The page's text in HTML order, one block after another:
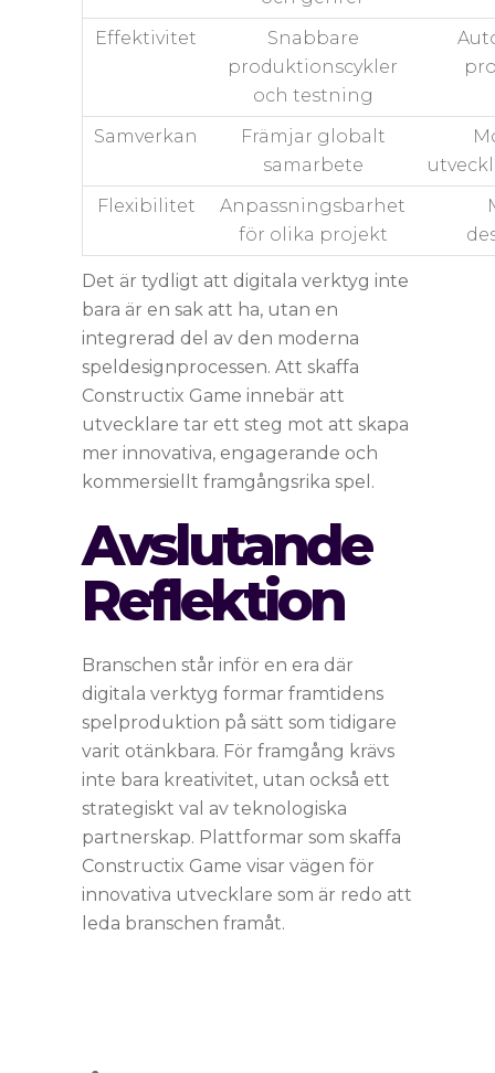
Effektivitet
Snabbare
produktionscykler
och testning
Samverkan
Främjar globalt
samarbete
Flexibilitet
Anpassningsbarhet
för olika projekt
Det är tydligt att digitala verktyg inte
bara är en sak att ha, utan en
integrerad del av den moderna
speldesignprocessen. Att skaffa
Constructix Game innebär att
utvecklare tar ett steg mot att skapa
mer innovativa, engagerande och
kommersiellt framgångsrika spel.
Avslutande
Reflektion
Branschen står inför en era där
digitala verktyg formar framtidens
spelproduktion på sätt som tidigare
varit otänkbara. För framgång krävs
inte bara kreativitet, utan också ett
strategiskt val av teknologiska
partnerskap. Plattformar som skaffa
Constructix Game visar vägen för
innovativa utvecklare som är redo att
leda branschen framåt.